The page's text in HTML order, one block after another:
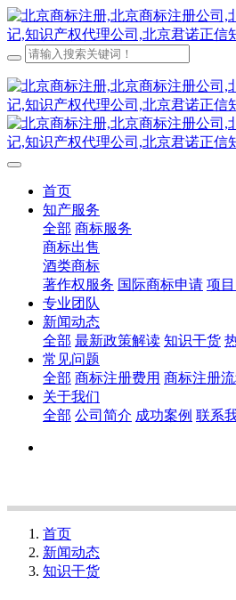
首页
知产服务
全部 商标服务
商标出售
酒类商标
著作权服务 国际商标申请 项
专业团队
新闻动态
全部 最新政策解读 知识干货
常见问题
全部 商标注册费用 商标注册
关于我们
全部 公司简介 成功案例 联系
首页
新闻动态
知识干货